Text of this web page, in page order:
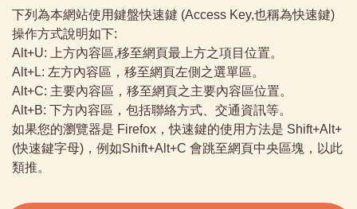
下列為本網站使用鍵盤快速鍵 (Access Key,也稱為快速鍵)
操作方式說明如下:
Alt+U: 上方內容區,移至網頁最上方之項目位置。
Alt+L: 左方內容區，移至網頁左側之選單區。
Alt+C: 主要內容區，移至網頁之主要內容區位置。
Alt+B: 下方內容區，包括聯絡方式、交通資訊等。
如果您的瀏覽器是 Firefox，快速鍵的使用方法是 Shift+Alt+
(快速鍵字母)，例如Shift+Alt+C 會跳至網頁中央區塊，以此
類推。